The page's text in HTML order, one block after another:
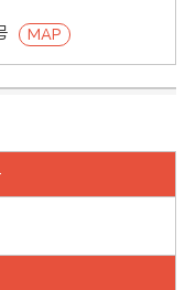
MAP